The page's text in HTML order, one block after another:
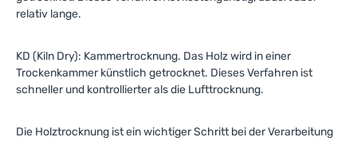
relativ lange.
KD (Kiln Dry): Kammertrocknung. Das Holz wird in einer
Trockenkammer künstlich getrocknet. Dieses Verfahren ist
schneller und kontrollierter als die Lufttrocknung.
Die Holztrocknung ist ein wichtiger Schritt bei der Verarbeitung